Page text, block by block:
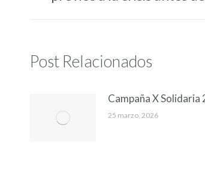
Post Relacionados
Campaña X Solidaria
25 marzo, 2026